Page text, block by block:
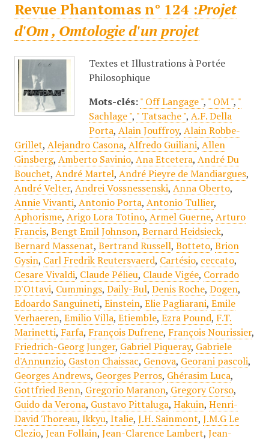
Revue Phantomas n° 124 :Projet
d'Om , Omtologie d'un projet
Textes et Illustrations à Portée
Philosophique
Mots-clés: " Off Langage ", " OM ", "
Sachlage ", " Tatsache ", A.F. Della
Porta, Alain Jouffroy, Alain Robbe-
Grillet, Alejandro Casona, Alfredo Guiliani, Allen
Ginsberg, Amberto Savinio, Ana Etcetera, André Du
Bouchet, André Martel, André Pieyre de Mandiargues,
André Velter, Andrei Vossnessenski, Anna Oberto,
Annie Vivanti, Antonio Porta, Antonio Tullier,
Aphorisme, Arigo Lora Totino, Armel Guerne, Arturo
Francis, Bengt Emil Johnson, Bernard Heidsieck,
Bernard Massenat, Bertrand Russell, Botteto, Brion
Gysin, Carl Fredrik Reutersvaerd, Cartésio, ceccato,
Cesare Vivaldi, Claude Pélieu, Claude Vigée, Corrado
D'Ottavi, Cummings, Daily-Bul, Denis Roche, Dogen,
Edoardo Sanguineti, Einstein, Elie Pagliarani, Emile
Verhaeren, Emilio Villa, Etiemble, Ezra Pound, F.T.
Marinetti, Farfa, François Dufrene, François Nourissier,
Friedrich-Georg Junger, Gabriel Piqueray, Gabriele
d'Annunzio, Gaston Chaissac, Genova, Georani pascoli,
Georges Andrews, Georges Perros, Ghérasim Luca,
Gottfried Benn, Gregorio Maranon, Gregory Corso,
Guido da Verona, Gustavo Pittaluga, Hakuin, Henri-
David Thoreau, Ikkyu, Italie, J.H. Sainmont, J.M.G Le
Clezio, Jean Follain, Jean-Clarence Lambert, Jean-